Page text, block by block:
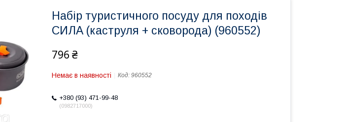
Набір туристичного посуду для походів
СИЛА (каструля + сковорода) (960552)
796 ₴
Немає в наявності Код: 960552
+380 (93) 471-99-48
0982717000